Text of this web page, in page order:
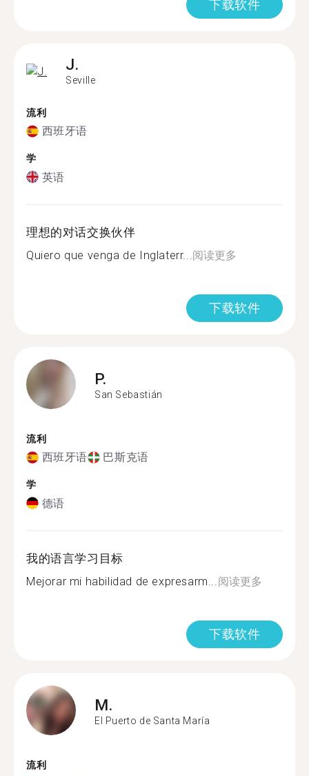
下载软件
J.
Seville
流利
西班牙语
学
英语
理想的对话交换伙伴
Quiero que venga de Inglaterr... 阅读更多
下载软件
P.
San Sebastián
流利
西班牙语 巴斯克语
学
德语
我的语言学习目标
Mejorar mi habilidad de expresarm... 阅读更多
下载软件
M.
El Puerto de Santa María
流利